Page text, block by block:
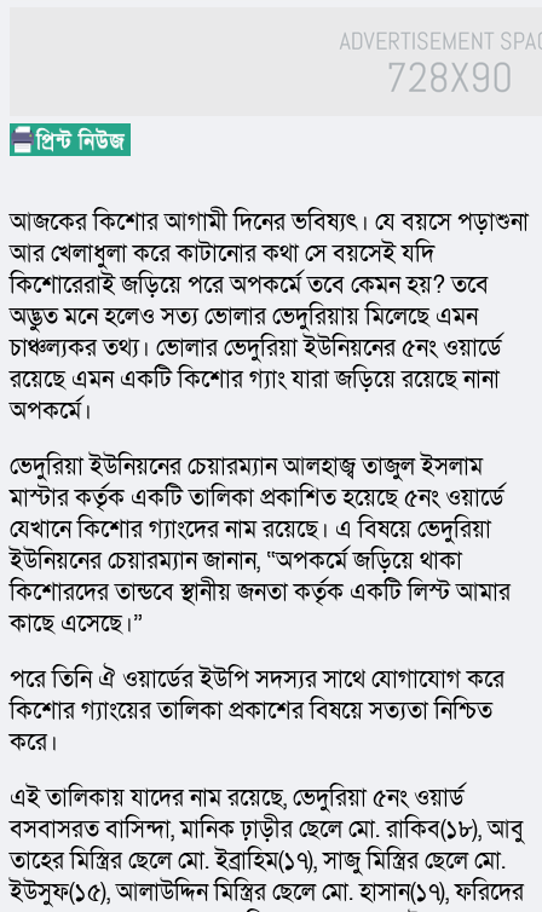
আজকের কিশোর আগামী দিনের ভবিষ্যৎ। যে বয়সে পড়াশুনা
আর খেলাধুলা করে কাটানোর কথা সে বয়সেই যদি
কিশোরেরাই জড়িয়ে পরে অপকর্মে তবে কেমন হয়? তবে
অদ্ভুত মনে হলেও সত্য ভোলার ভেদুরিয়ায় মিলেছে এমন
চাঞ্চল্যকর তথ্য। ভোলার ভেদুরিয়া ইউনিয়নের ৫নং ওয়ার্ডে
রয়েছে এমন একটি কিশোর গ্যাং যারা জড়িয়ে রয়েছে নানা
অপকর্মে।
ভেদুরিয়া ইউনিয়নের চেয়ারম্যান আলহাজ্ব তাজুল ইসলাম
মাস্টার কর্তৃক একটি তালিকা প্রকাশিত হয়েছে ৫নং ওয়ার্ডে
যেখানে কিশোর গ্যাংদের নাম রয়েছে। এ বিষয়ে ভেদুরিয়া
ইউনিয়নের চেয়ারম্যান জানান, “অপকর্মে জড়িয়ে থাকা
কিশোরদের তান্ডবে স্থানীয় জনতা কর্তৃক একটি লিস্ট আমার
কাছে এসেছে।”
পরে তিনি ঐ ওয়ার্ডের ইউপি সদস্যর সাথে যোগাযোগ করে
কিশোর গ্যাংয়ের তালিকা প্রকাশের বিষয়ে সত্যতা নিশ্চিত
করে।
এই তালিকায় যাদের নাম রয়েছে, ভেদুরিয়া ৫নং ওয়ার্ড
বসবাসরত বাসিন্দা, মানিক ঢ়াড়ীর ছেলে মো. রাকিব(১৮), আবু
তাহের মিস্ত্রির ছেলে মো. ইব্রাহিম(১৭), সাজু মিস্ত্রির ছেলে মো.
ইউসুফ(১৫), আলাউদ্দিন মিস্ত্রির ছেলে মো. হাসান(১৭), ফরিদের